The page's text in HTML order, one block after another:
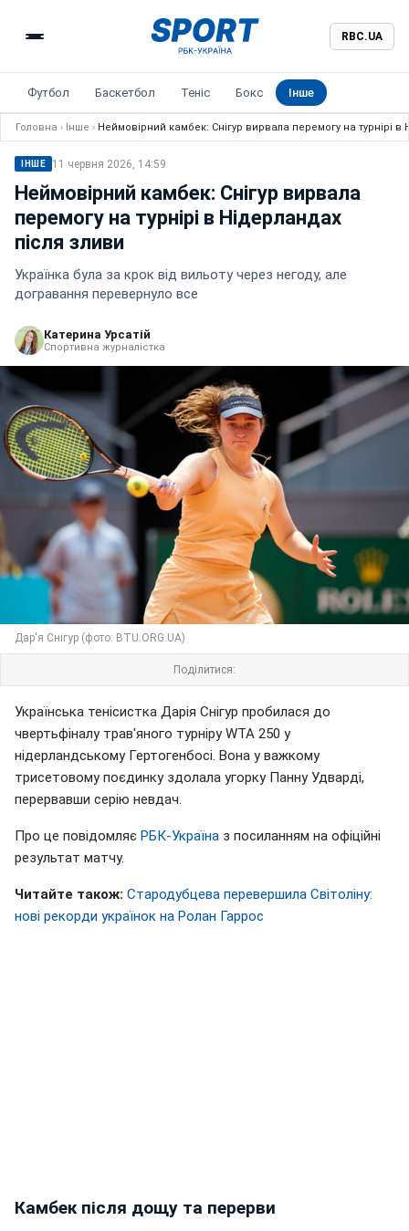
RBC.UA
Футбол Баскетбол Теніс Бокс Інше
Головна › Інше › Неймовірний камбек: Снігур вирвала перемогу на турнірі в
ІНШЕ 11 червня 2026, 14:59
Неймовірний камбек: Снігур вирвала
перемогу на турнірі в Нідерландах
після зливи
Українка була за крок від вильоту через негоду, але
догравання перевернуло все
Катерина Урсатій
Спортивна журналістка
Дар'я Снігур (фото: BTU.ORG.UA)
Поділитися:
Українська тенісистка Дарія Снігур пробилася до
чвертьфіналу трав'яного турніру WTA 250 у
нідерландському Гертогенбосі. Вона у важкому
трисетовому поєдинку здолала угорку Панну Удварді,
перервавши серію невдач.
Про це повідомляє РБК-Україна з посиланням на офіційні
результат матчу.
Читайте також: Стародубцева перевершила Світоліну:
нові рекорди українок на Ролан Гаррос
Камбек після дощу та перерви